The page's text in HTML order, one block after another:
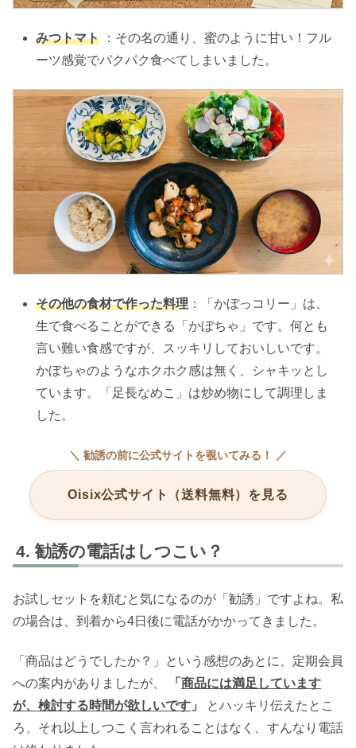
みつトマト ：その名の通り、蜜のように甘い！フル
ーツ感覚でパクパク食べてしまいました。
その他の食材で作った料理 ：「かぼっコリー」は、
生で食べることができる「かぼちゃ」です。何とも
言い難い食感ですが、スッキリしておいしいです。
かぼちゃのようなホクホク感は無く、シャキッとし
ています。「足長なめこ」は炒め物にして調理しま
した。
＼ 勧誘の前に公式サイトを覗いてみる！ ／
Oisix公式サイト（送料無料）を見る
勧誘の電話はしつこい？
お試しセットを頼むと気になるのが「勧誘」ですよね。私
の場合は、到着から4日後に電話がかかってきました。
「商品はどうでしたか？」という感想のあとに、定期会員
への案内がありましたが、
「 商品には満足しています
が、検討する時間が欲しいです 」
とハッキリ伝えたとこ
ろ、それ以上しつこく言われることはなく、すんなり電話